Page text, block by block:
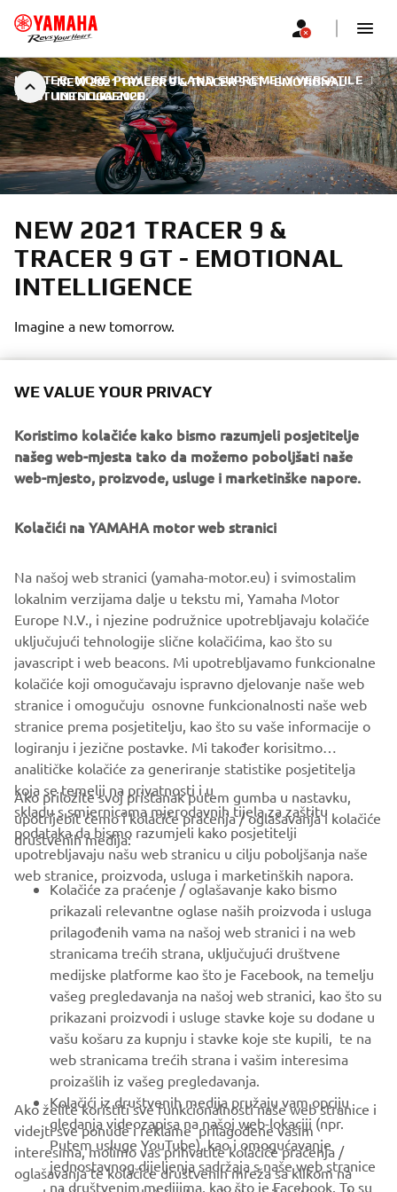
NEW 2021 TRACER 9 & TRACER 9 GT - EMOTIONAL
INTELLIGENCE
LIGHTER, MORE POWERFUL AND SUPREMELY VERSATILE |
16. STUDENOGA 2020.
NEW 2021 TRACER 9 &
TRACER 9 GT - EMOTIONAL
INTELLIGENCE
Imagine a new tomorrow.
Introducing the dynamic new TRACER 9 from Yamaha.
Lighter, quicker and more versatile than ever before – and
featuring sleek new aerodynamic bodywork with
Sport Touring is built to take you and a passenger as far as
your imagination will go.
Turn up your experience.
DISCOVER THE NEW TRACER 9 & TRACER 9 GT
CORPORATE
FOR BUSINESS
MORE YAMAHA
SUPPORT
BILTEN
Budite prvi koji će saznati o najnovijim ponudama, posebnim
događajima, novim izdanjima i još mnogo toga
PRETPLATITE SE
WE VALUE YOUR PRIVACY
Koristimo kolačiće kako bismo razumjeli posjetitelje
našeg web-mjesta tako da možemo poboljšati naše
web-mjesto, proizvode, usluge i marketinške napore.
Kolačići na YAMAHA motor web stranici
Na našoj web stranici (yamaha-motor.eu) i svimostalim
lokalnim verzijama dalje u tekstu mi, Yamaha Motor
Europe N.V., i njezine podružnice upotrebljavaju kolačiće
uključujući tehnologije slične kolačićima, kao što su
javascript i web beacons. Mi upotrebljavamo funkcionalne
kolačiće koji omogučavaju ispravno djelovanje naše web
stranice i omogučuju osnovne funkcionalnosti naše web
stranice prema posjetitelju, kao što su vaše informacije o
logiranju i jezične postavke. Mi također korisitmo
analitičke kolačiće za generiranje statistike posjetitelja
koja se temelji na privatnosti i u
skladu s smjernicama mjerodavnih tijela za zaštitu
podataka da bismo razumjeli kako posjetitelji
upotrebljavaju našu web stranicu u cilju poboljšanja naše
web stranice, proizvoda, usluga i marketinških napora.
Ako priložite svoj pristanak putem gumba u nastavku,
upotrijebit ćemo i kolačiće praćenja / oglašavanja i kolačiće
društvenih medija:
Kolačiće za praćenje / oglašavanje kako bismo
prikazali relevantne oglase naših proizvoda i usluga
prilagođenih vama na našoj web stranici i na web
stranicama trećih strana, uključujući društvene
medijske platforme kao što je Facebook, na temelju
vašeg pregledavanja na našoj web stranici, kao što su
prikazani proizvodi i usluge stavke koje su dodane u
vašu košaru za kupnju i stavke koje ste kupili, te na
web stranicama trećih strana i vašim interesima
proizašlih iz vašeg pregledavanja.
Kolačići iz društvenih medija pružaju vam opciju
gledanja videozapisa na našoj web-lokaciji (npr.
Putem usluge YouTube), kao i omogućavanje
jednostavnog dijeljenja sadržaja s naše web stranice
na društvenim medijima, kao što je Facebook. To su
Ako želite koristiti sve funkcionalnosti naše web stranice i
videjti sve ponude i reklame prilagođene vašim
interesima, molimo vas prihvatite kolačiće praćenja /
oglašavanja te kolačiće društvenih mreža sa klikom na